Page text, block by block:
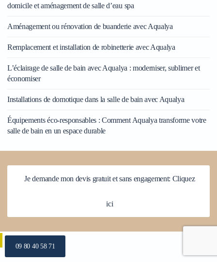
domicile et aménagement de salle d’eau spa
Aménagement ou rénovation de buanderie avec Aqualya
Remplacement et installation de robinetterie avec Aqualya
L’éclairage de salle de bain avec Aqualya : moderniser, sublimer et
économiser
Installations de domotique dans la salle de bain avec Aqualya
Équipements éco-responsables : Comment Aqualya transforme votre
salle de bain en un espace durable
Je demande mon devis gratuit et sans engagement: Cliquez
ici
09 80 40 58 71